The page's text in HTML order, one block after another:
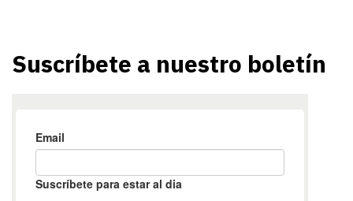
Suscríbete a nuestro boletín